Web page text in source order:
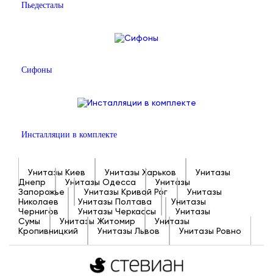
Пьедесталы
Сифоны
Инсталляции в комплекте
Унитазы Киев Унитазы Харьков
Унитазы
Днепр
Унитазы Одесса
Унитазы
Запорожье
Унитазы Кривой Рог
Унитазы
Николаев
Унитазы Полтава
Унитазы
Чернигов
Унитазы Черкассы
Унитазы
Сумы
Унитазы Житомир
Унитазы
Кропивницкий
Унитазы Львов Унитазы Ровно